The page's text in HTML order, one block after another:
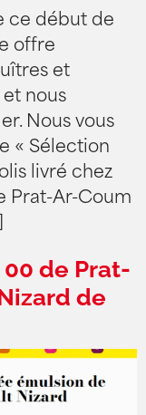
ce début de
offre
et
nous
Nous vous
« Sélection
livré chez
Prat-Ar-Coum
de Prat-
de